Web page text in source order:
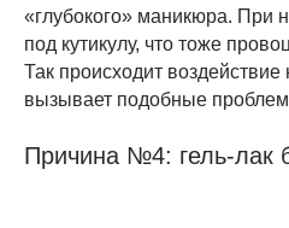
«глубокого» маникюра. При
под кутикулу, что тоже
Так происходит воздействие
вызывает подобные
Причина №4: гель-лак